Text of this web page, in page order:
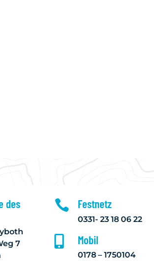
des
7
 Festnetz
0331- 23 18 06 22
 Mobil
0178 – 1750104